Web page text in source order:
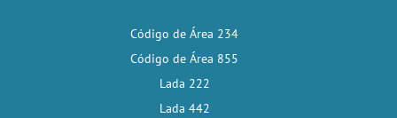
Código de Área 234
Código de Área 855
Lada 222
Lada 442